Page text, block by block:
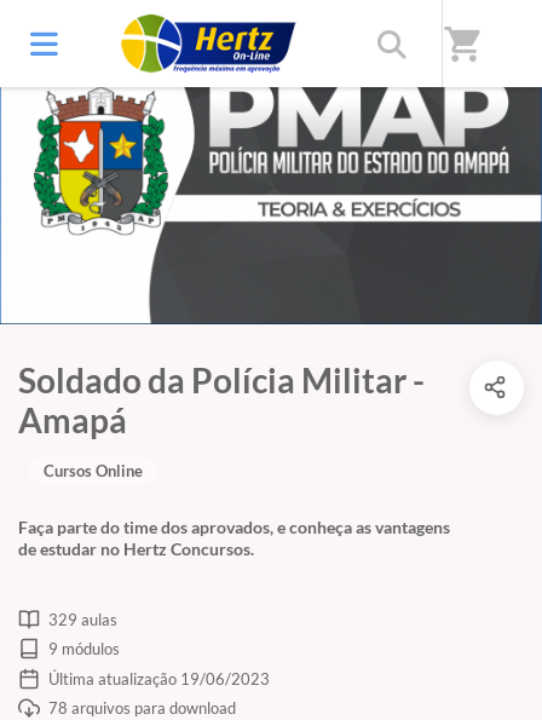
shopping_cart
Soldado da Polícia Militar -
Amapá
Faça parte do time dos aprovados, e conheça as vantagens
de estudar no Hertz Concursos.
Cursos Online
329 aulas
9 módulos
Última atualização 19/06/2023
78 arquivos para download